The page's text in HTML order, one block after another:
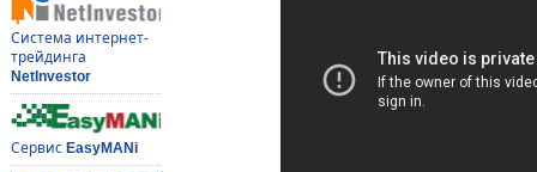
Система интернет-
трейдинга
NetInvestor
Сервис EasyMANi